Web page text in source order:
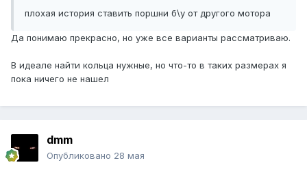
плохая история ставить поршни б\у от другого мотора
Да понимаю прекрасно, но уже все варианты рассматриваю.
В идеале найти кольца нужные, но что-то в таких размерах я
пока ничего не нашел
dmm
Опубликовано 28 мая